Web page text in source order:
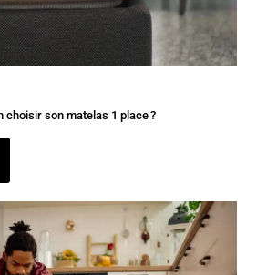
choisir son matelas 1 place ?